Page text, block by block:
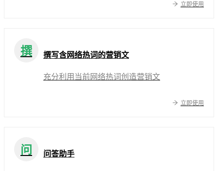
立即使用
撰 撰写含网络热词的营销文
充分利用当前网络热词创造营销文
立即使用
问 问答助手